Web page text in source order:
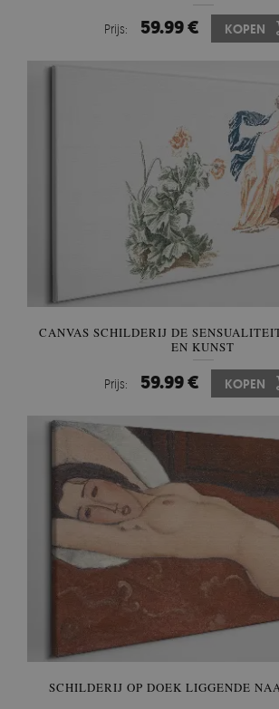
Prijs: 59.99 € KOPEN
CANVAS SCHILDERIJ DE
EN KUNST
Prijs: 59.99 € KOPEN
SCHILDERIJ OP DOEK LIGGENDE